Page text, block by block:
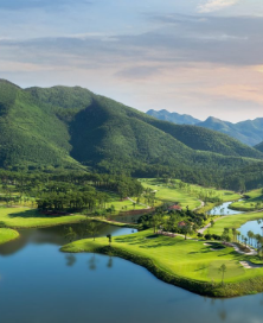
Về chúng tôi
Bảng giá &
Sân golf
Tin tức & Sự
Liên hệ